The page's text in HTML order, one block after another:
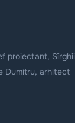
proiectant, Sîrghii
Dumitru, arhitect